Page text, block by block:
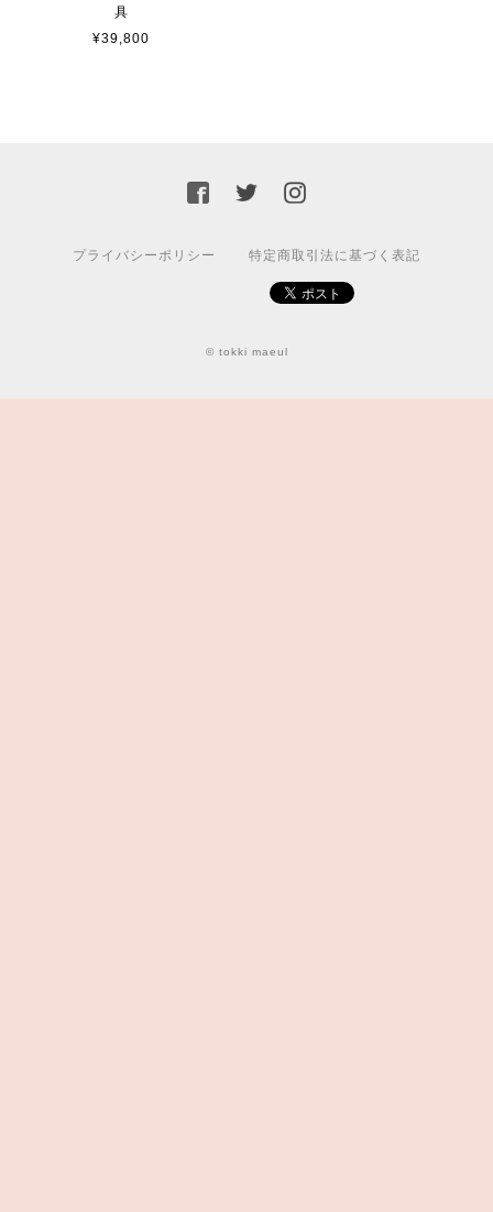
具
¥39,800
プライバシーポリシー 特定商取引法に基づく表記
© tokki maeul